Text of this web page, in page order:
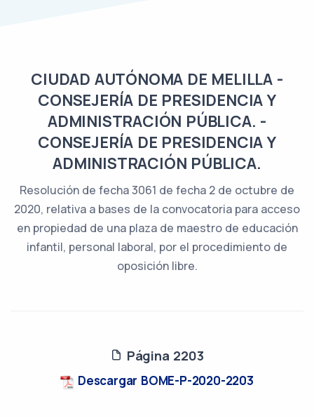
CIUDAD AUTÓNOMA DE MELILLA -
CONSEJERÍA DE PRESIDENCIA Y
ADMINISTRACIÓN PÚBLICA. -
CONSEJERÍA DE PRESIDENCIA Y
ADMINISTRACIÓN PÚBLICA.
Resolución de fecha 3061 de fecha 2 de octubre de
2020, relativa a bases de la convocatoria para acceso
en propiedad de una plaza de maestro de educación
infantil, personal laboral, por el procedimiento de
oposición libre.
Página 2203
Descargar BOME-P-2020-2203